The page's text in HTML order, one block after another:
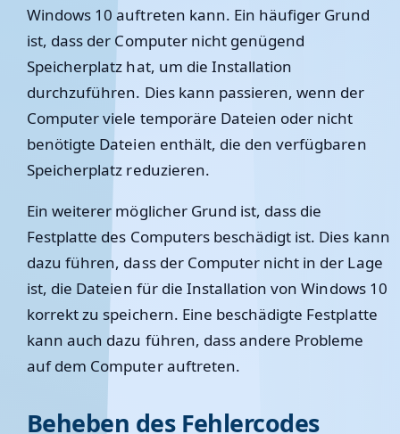
Windows 10 auftreten kann. Ein häufiger Grund
ist, dass der Computer nicht genügend
Speicherplatz hat, um die Installation
durchzuführen. Dies kann passieren, wenn der
Computer viele temporäre Dateien oder nicht
benötigte Dateien enthält, die den verfügbaren
Speicherplatz reduzieren.
Ein weiterer möglicher Grund ist, dass die
Festplatte des Computers beschädigt ist. Dies kann
dazu führen, dass der Computer nicht in der Lage
ist, die Dateien für die Installation von Windows 10
korrekt zu speichern. Eine beschädigte Festplatte
kann auch dazu führen, dass andere Probleme
auf dem Computer auftreten.
Beheben des Fehlercodes